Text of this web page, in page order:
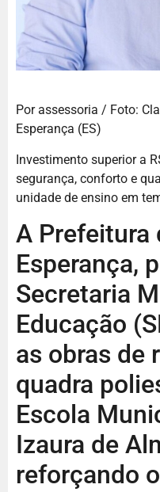
Por assessoria / Foto:
Esperança (ES)
Investimento superior a
segurança, conforto e
unidade de ensino em
A Prefeitura
Esperança,
Secretaria
Educação
as obras de
quadra
Escola
Izaura de
reforçando